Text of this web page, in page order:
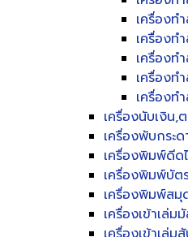
เครื่องท
เครื่องท
เครื่องท
เครื่องท
เครื่องท
เครื่องนับเงิน,
เครื่องพับกระ
เครื่องพิมพ์ดีด
เครื่องพิมพ์บั
เครื่องพิมพ์สมุ
เครื่องเข้าเล่